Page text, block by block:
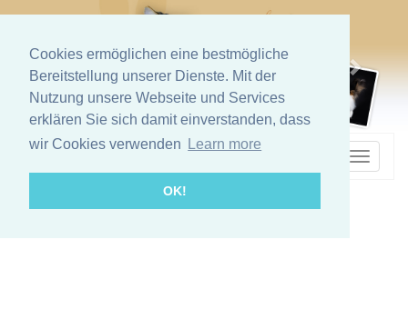
Cookies ermöglichen eine bestmögliche
Bereitstellung unserer Dienste. Mit der
Nutzung unsere Webseite und Services
erklären Sie sich damit einverstanden, dass
wir Cookies verwenden
Learn more
OK!
Mobile
SWEET NAVIGATION